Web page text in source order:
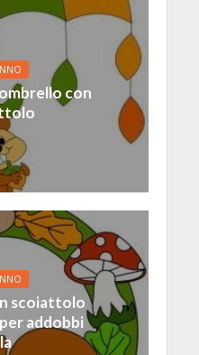
con
scoiattolo
addobbi